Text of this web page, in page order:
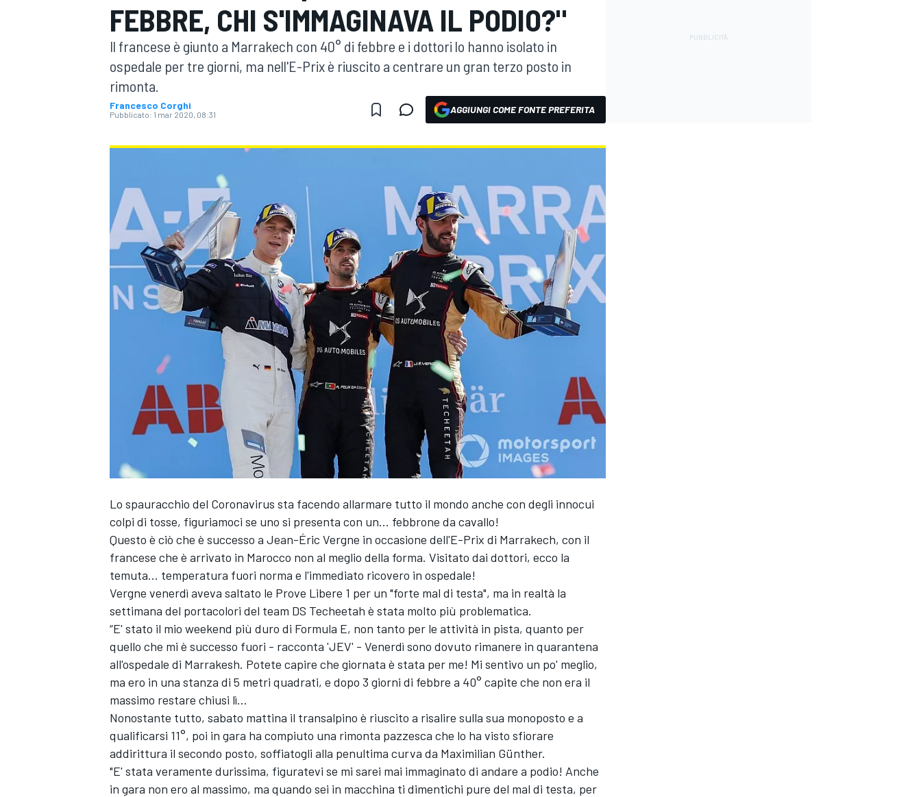
MOTOGP WEC
MONOPOSTO
FEBBRE, CHI S'IMMAGINAVA IL PODIO?"
Il francese è giunto a Marrakech con 40° di febbre e i dottori lo hanno isolato in
ospedale per tre giorni, ma nell'E-Prix è riuscito a centrare un gran terzo posto in
rimonta.
Francesco Corghi
Pubblicato: 1 mar 2020, 08:31 AGGIUNGI COME FONTE PREFERITA
Lo spauracchio del Coronavirus sta facendo allarmare tutto il mondo anche con degli innocui
colpi di tosse, figuriamoci se uno si presenta con un... febbrone da cavallo!
Questo è ciò che è successo a Jean-Éric Vergne in occasione dell'E-Prix di Marrakech, con il
francese che è arrivato in Marocco non al meglio della forma. Visitato dai dottori, ecco la
temuta... temperatura fuori norma e l'immediato ricovero in ospedale!
Vergne venerdì aveva saltato le Prove Libere 1 per un "forte mal di testa", ma in realtà la
settimana del portacolori del team DS Techeetah è stata molto più problematica.
“E' stato il mio weekend più duro di Formula E, non tanto per le attività in pista, quanto per
quello che mi è successo fuori - racconta 'JEV' - Venerdì sono dovuto rimanere in quarantena
all'ospedale di Marrakesh. Potete capire che giornata è stata per me! Mi sentivo un po' meglio,
ma ero in una stanza di 5 metri quadrati, e dopo 3 giorni di febbre a 40° capite che non era il
massimo restare chiusi lì...
Nonostante tutto, sabato mattina il transalpino è riuscito a risalire sulla sua monoposto e a
qualificarsi 11°, poi in gara ha compiuto una rimonta pazzesca che lo ha visto sfiorare
addirittura il secondo posto, soffiatogli alla penultima curva da Maximilian Günther.
"E' stata veramente durissima, figuratevi se mi sarei mai immaginato di andare a podio! Anche
in gara non ero al massimo, ma quando sei in macchina ti dimentichi pure del mal di testa, per